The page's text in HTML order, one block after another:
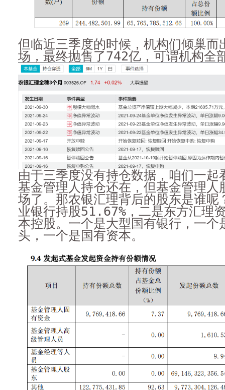
但临近三季度的时候，机构们倾巢而
场，最终抛售了742亿，可谓机构全
由于三季度没有持仓数据，咱们一
基金管理人持仓还在，但基金管理人
场了。那农银汇理背后的股东是谁呢
业银行持股51.67%，二是东方汇理
本控股。一个是大型国有银行，一个
头，一个是国有资本。